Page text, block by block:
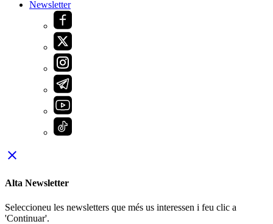
Newsletter
close
Alta Newsletter
Seleccioneu les newsletters que més us interessen i feu clic a
'Continuar'.